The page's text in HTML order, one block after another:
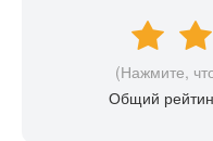
(Нажмите,
Общий